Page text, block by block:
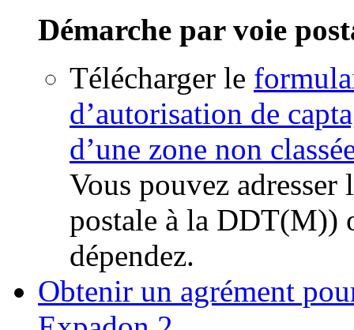
Démarche par voie
Télécharger le
d’autorisation de
d’une zone non
Vous pouvez adresser
postale à la DDT(M))
dépendez.
Obtenir un agrément